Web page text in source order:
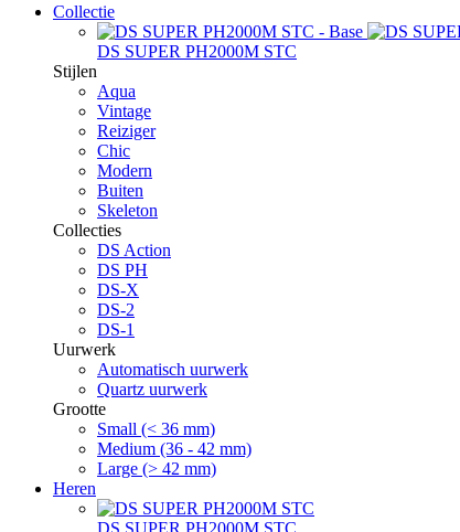
Collectie
DS SUPER PH2000M STC
Stijlen
Aqua
Vintage
Reiziger
Chic
Modern
Buiten
Skeleton
Collecties
DS Action
DS PH
DS-X
DS-2
DS-1
Uurwerk
Automatisch uurwerk
Quartz uurwerk
Grootte
Small (< 36 mm)
Medium (36 - 42 mm)
Large (> 42 mm)
Heren
DS SUPER PH2000M STC